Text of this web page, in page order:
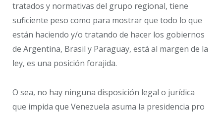
tratados y normativas del grupo regional, tiene
suficiente peso como para mostrar que todo lo que
están haciendo y/o tratando de hacer los gobiernos
de Argentina, Brasil y Paraguay, está al margen de la
ley, es una posición forajida.
O sea, no hay ninguna disposición legal o jurídica
que impida que Venezuela asuma la presidencia pro